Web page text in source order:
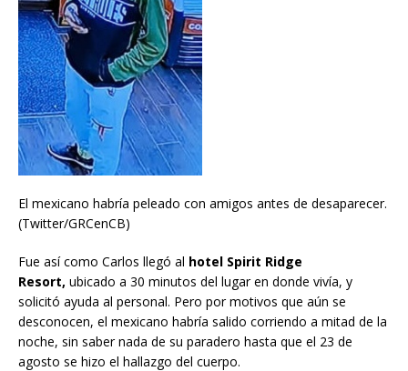
El mexicano habría peleado con amigos antes de desaparecer.
(Twitter/GRCenCB)
Fue así como Carlos llegó al hotel Spirit Ridge
Resort, ubicado a 30 minutos del lugar en donde vivía, y
solicitó ayuda al personal. Pero por motivos que aún se
desconocen, el mexicano habría salido corriendo a mitad de la
noche, sin saber nada de su paradero hasta que el 23 de
agosto se hizo el hallazgo del cuerpo.